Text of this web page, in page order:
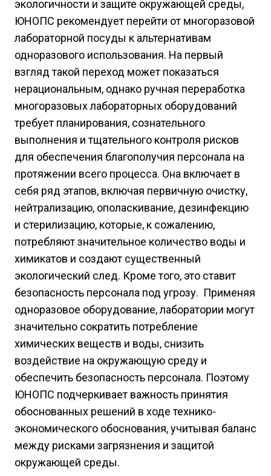
экологичности и защите окружающей среды,
ЮНОПС рекомендует перейти от многоразовой
лабораторной посуды к альтернативам
одноразового использования. На первый
взгляд такой переход может показаться
нерациональным, однако ручная переработка
многоразовых лабораторных оборудований
требует планирования, сознательного
выполнения и тщательного контроля рисков
для обеспечения благополучия персонала на
протяжении всего процесса. Она включает в
себя ряд этапов, включая первичную очистку,
нейтрализацию, ополаскивание, дезинфекцию
и стерилизацию, которые, к сожалению,
потребляют значительное количество воды и
химикатов и создают существенный
экологический след. Кроме того, это ставит
безопасность персонала под угрозу. Применяя
одноразовое оборудование, лаборатории могут
значительно сократить потребление
химических веществ и воды, снизить
воздействие на окружающую среду и
обеспечить безопасность персонала. Поэтому
ЮНОПС подчеркивает важность принятия
обоснованных решений в ходе технико-
экономического обоснования, учитывая баланс
между рисками загрязнения и защитой
окружающей среды.